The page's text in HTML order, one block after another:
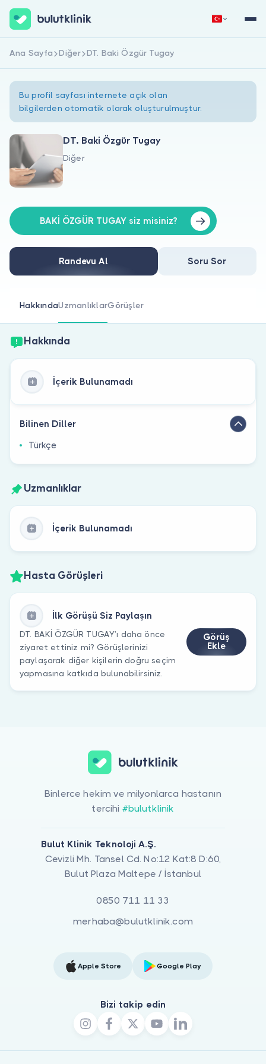
Hakkımızda
Doktorlar için
Doktor musunuz?
Hemen Kaydol
Ana Sayfa Diğer DT. Baki Özgür Tugay
Bu profil sayfası internete açık olan
bilgilerden otomatik olarak oluşturulmuştur.
DT. Baki Özgür Tugay
Diğer
BAKİ ÖZGÜR TUGAY siz misiniz?
Randevu Al Soru Sor
HakkındaUzmanlıklarGörüşler
Hakkında
İçerik Bulunamadı
Bilinen Diller
Türkçe
Uzmanlıklar
İçerik Bulunamadı
Hasta Görüşleri
İlk Görüşü Siz Paylaşın
DT. BAKİ ÖZGÜR TUGAY’ı daha önce
ziyaret ettiniz mi? Görüşlerinizi
paylaşarak diğer kişilerin doğru seçim
yapmasına katkıda bulunabilirsiniz.
Görüş
Ekle
Binlerce hekim ve milyonlarca hastanın
tercihi #bulutklinik
Bulut Klinik Teknoloji A.Ş.
Cevizli Mh. Tansel Cd. No:12 Kat:8 D:60,
Bulut Plaza Maltepe / İstanbul
0850 711 11 33
merhaba@bulutklinik.com
Apple Store Google Play
Bizi takip edin